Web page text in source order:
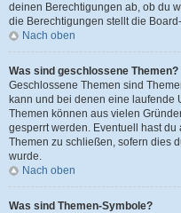
deinen Berechtigungen ab, ob du
die Berechtigungen stellt die
Nach oben
Was sind geschlossene Themen?
Geschlossene Themen sind
kann und bei denen eine laufende
Themen können aus vielen
gesperrt werden. Eventuell hast
Themen zu schließen, sofern dies
wurde.
Nach oben
Was sind Themen-Symbole?